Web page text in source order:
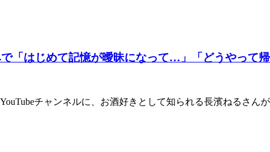
「はじめて記憶が曖昧になって…」「どうやって帰
チャンネルに、お酒好きとして知られる長濱ねるさ